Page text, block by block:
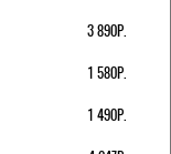
3 890Р.
1 580Р.
1 490Р.